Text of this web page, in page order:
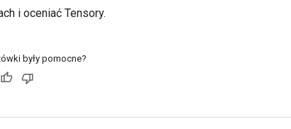
i oceniać Tensory.
były pomocne?